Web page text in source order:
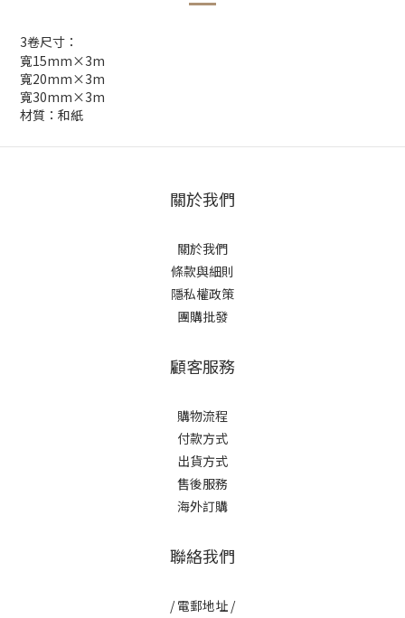
3卷尺寸：
寬15mm×3m
寬20mm×3m
寬30mm×3m
材質：和紙
關於我們
關於我們
條款與細則
隱私權政策
團購批發
顧客服務
購物流程
付款方式
出貨方式
售後服務
海外訂購
聯絡我們
/ 電郵地址 /